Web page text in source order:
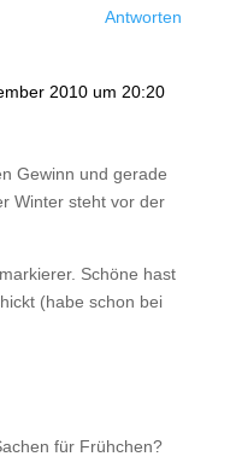
Antworten
2010 um 20:20
Gewinn und gerade
Winter steht vor der
Schöne hast
(habe schon bei
für Frühchen?